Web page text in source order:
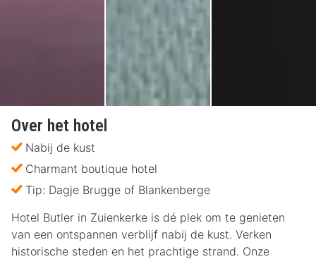
Over het hotel
Nabij de kust
Charmant boutique hotel
Tip: Dagje Brugge of Blankenberge
Hotel Butler in Zuienkerke is dé plek om te genieten
van een ontspannen verblijf nabij de kust. Verken
historische steden en het prachtige strand. Onze